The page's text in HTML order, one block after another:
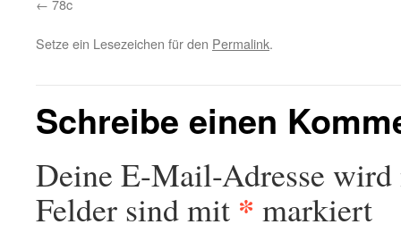
78c
Setze ein Lesezeichen für den Permalink.
Schreibe einen
Deine E-Mail-Adresse
Felder sind mit * markiert